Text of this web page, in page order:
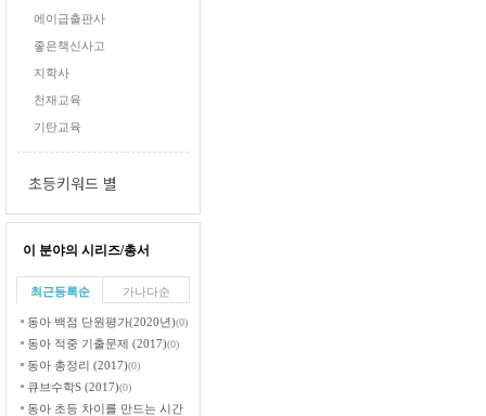
에이급출판사
좋은책신사고
지학사
천재교육
기탄교육
초등키워드 별
이 분야의 시리즈/총서
최근등록순 가나다순
동아 백점 단원평가(2020년)(0)
동아 적중 기출문제 (2017)(0)
동아 총정리 (2017)(0)
큐브수학S (2017)(0)
동아 초등 차이를 만드는 시간